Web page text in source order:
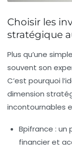
Choisir les
stratégique
Plus qu’une
souvent son
C’est pourquoi
dimension
incontournables
Bpifrance : un
financier et